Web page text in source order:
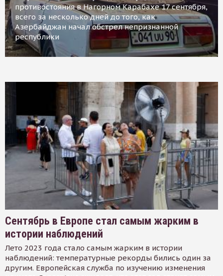
противостояния в Нагорном Карабахе 17 сентября,
всего за несколько дней до того, как
Азербайджан начал обстрел непризнанной
республики
Сентябрь в Европе стал самым жарким в
истории наблюдений
Лето 2023 года стало самым жарким в истории
наблюдений: температурные рекорды бились один за
другим. Европейская служба по изучению изменения